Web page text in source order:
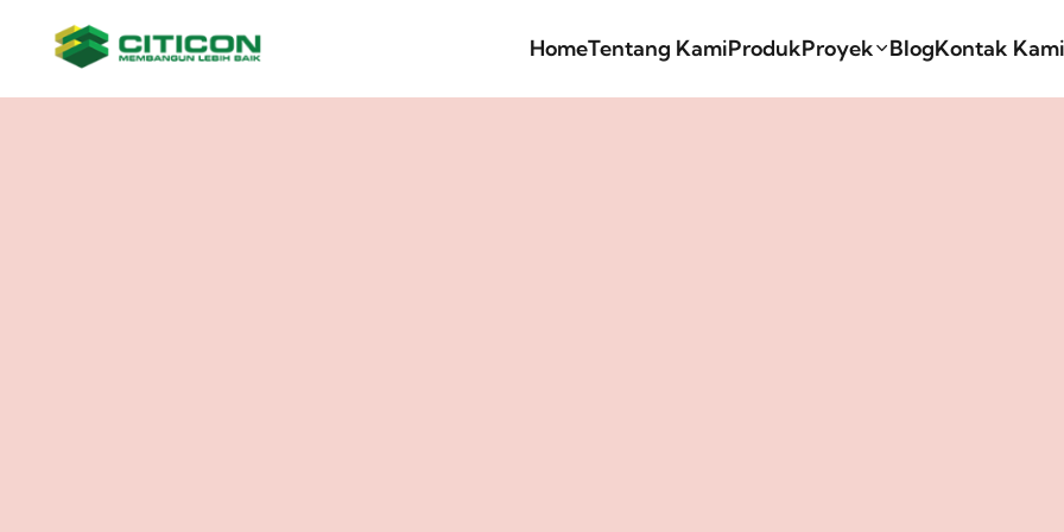
HomeTentang KamiProdukProyek BlogKontak Kami